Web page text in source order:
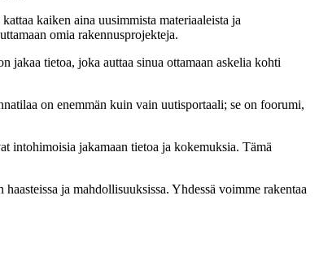
kaiken aina uusimmista materiaaleista ja
omia rakennusprojekteja.
jakaa tietoa, joka auttaa sinua ottamaan askelia kohti
on enemmän kuin vain uutisportaali; se on foorumi,
intohimoisia jakamaan tietoa ja kokemuksia. Tämä
ja mahdollisuuksissa. Yhdessä voimme rakentaa